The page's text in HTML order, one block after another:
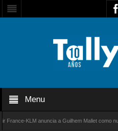
Menu
KLM anuncia a Guilhem Mallet como nuevo